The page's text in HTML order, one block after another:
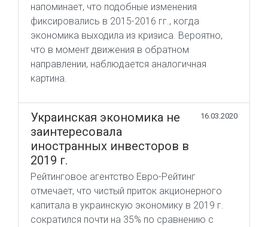
напоминает, что подобные изменения
фиксировались в 2015-2016 гг., когда
экономика выходила из кризиса. Вероятно,
что в момент движения в обратном
направлении, наблюдается аналогичная
картина.
Украинская экономика не
заинтересовала
иностранных инвесторов в
2019 г.
16.03.2020
Рейтинговое агентство Евро-Рейтинг
отмечает, что чистый приток акционерного
капитала в украинскую экономику в 2019 г.
сократился почти на 35% по сравнению с